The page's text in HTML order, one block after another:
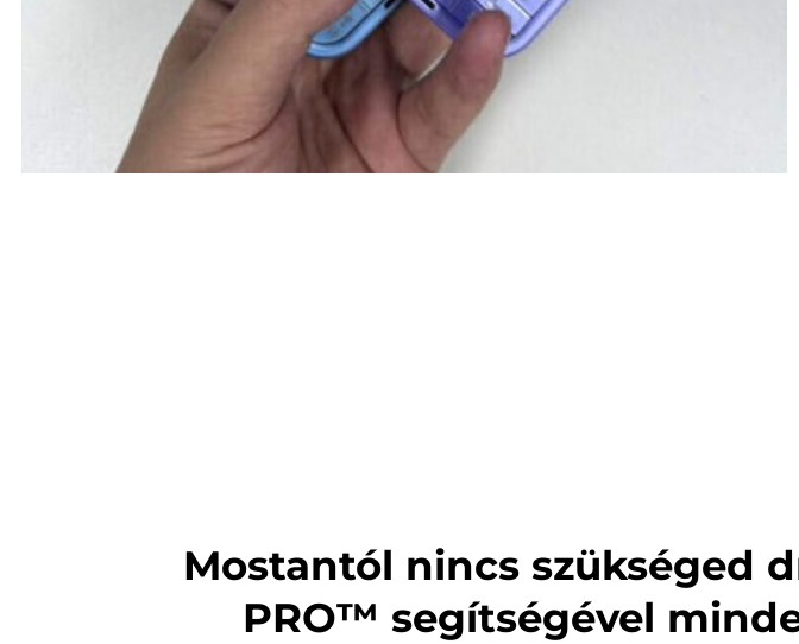
Mostantól nincs szükséged
PRO™ segítségével